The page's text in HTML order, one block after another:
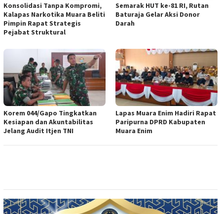
Konsolidasi Tanpa Kompromi,
Kalapas Narkotika Muara Beliti
Pimpin Rapat Strategis
Pejabat Struktural
Semarak HUT ke-81 RI, Rutan
Baturaja Gelar Aksi Donor
Darah
Korem 044/Gapo Tingkatkan
Kesiapan dan Akuntabilitas
Jelang Audit Itjen TNI
Lapas Muara Enim Hadiri Rapat
Paripurna DPRD Kabupaten
Muara Enim